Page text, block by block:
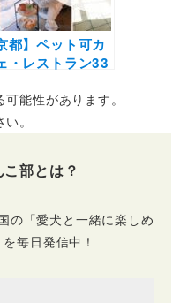
都】ペット可カ
・レストラン33
やドッグラン付
カフェまとめ｜
能性があります。
。
部とは？
の「愛犬と一緒に楽しめ
毎日発信中！